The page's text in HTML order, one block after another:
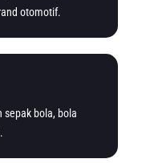
otomotif.
sepak bola, bola